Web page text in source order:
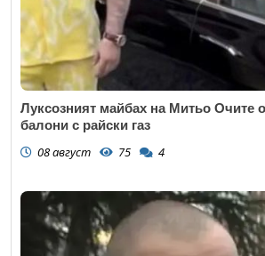
Луксозният майбах на Митьо Очите
балони с райски газ
08 август 75 4